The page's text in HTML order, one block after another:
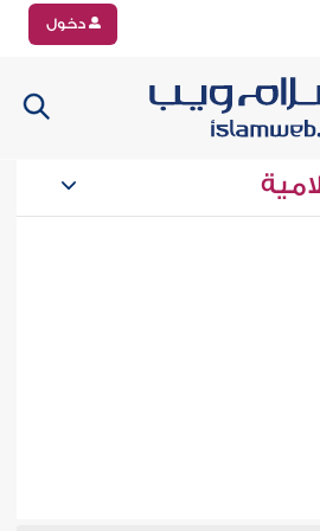
دخول